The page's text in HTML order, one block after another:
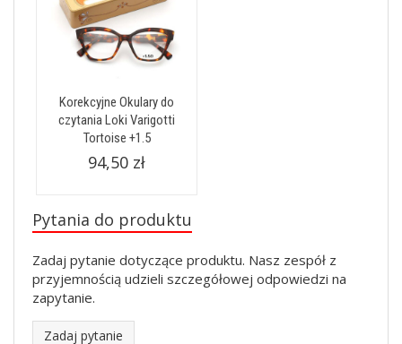
Korekcyjne Okulary do
czytania Loki Varigotti
Tortoise +1.5
94,50 zł
Pytania do produktu
Zadaj pytanie dotyczące produktu. Nasz zespół z
przyjemnością udzieli szczegółowej odpowiedzi na
zapytanie.
Zadaj pytanie